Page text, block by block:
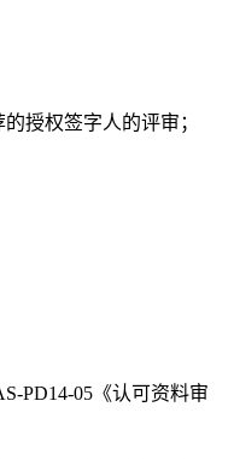
授权签字人的评审；
PD14-05《认可资料审